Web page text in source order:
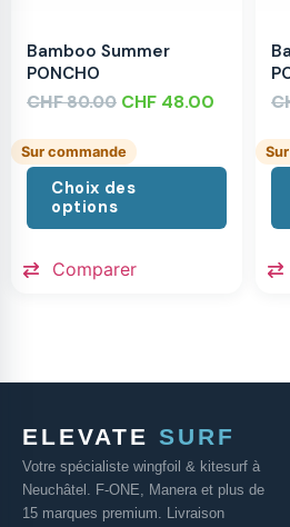
Bamboo Summer
PONCHO
CHF80.00 CHF 48.00
Sur commande
Choix des
options
Comparer
ELEVATE SURF
Votre spécialiste wingfoil & kitesurf à
Neuchâtel. F-ONE, Manera et plus de
15 marques premium. Livraison